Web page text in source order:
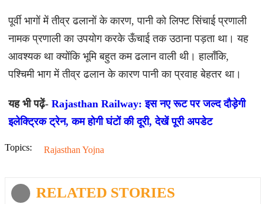
पूर्वी भागों में तीव्र ढलानों के कारण, पानी को लिफ्ट सिंचाई प्रणाली
नामक प्रणाली का उपयोग करके ऊँचाई तक उठाना पड़ता था। यह
आवश्यक था क्योंकि भूमि बहुत कम ढलान वाली थी। हालाँकि,
पश्चिमी भाग में तीव्र ढलान के कारण पानी का प्रवाह बेहतर था।
यह भी पढ़ें- Rajasthan Railway: इस नए रूट पर जल्द दौड़ेगी
इलेक्ट्रिक ट्रेन, कम होगी घंटों की दूरी, देखें पूरी अपडेट
Topics: Rajasthan Yojna
RELATED STORIES